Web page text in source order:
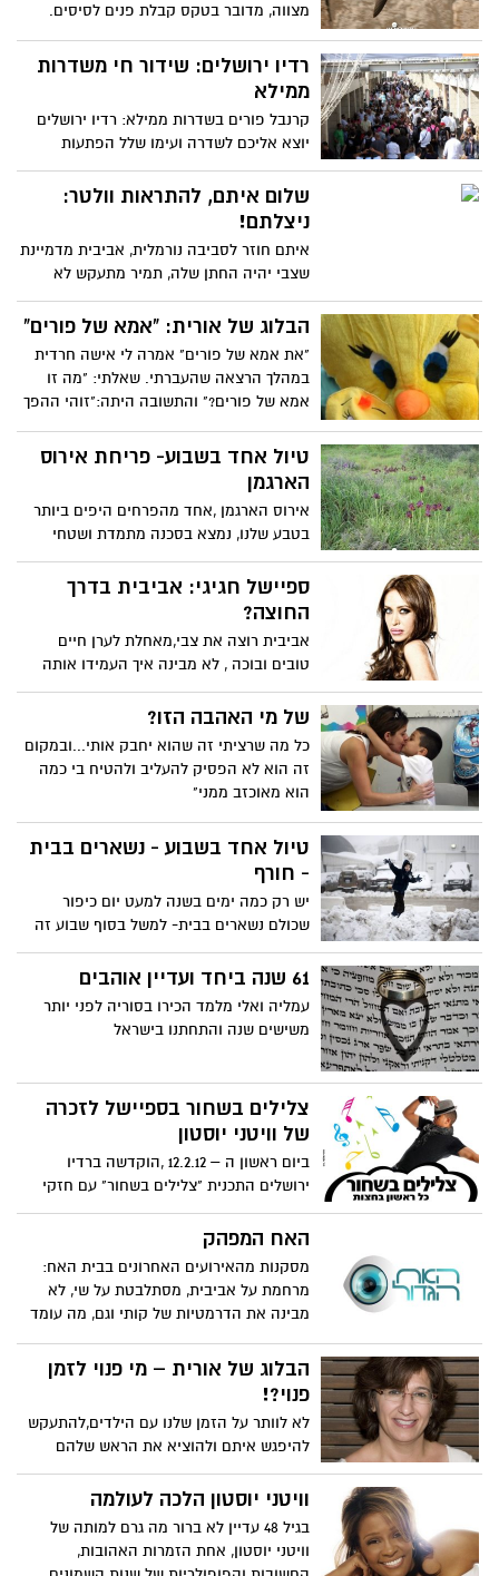
מצווה, מדובר בטקס קבלת פנים לסיסים.
המופלאה הזו.בטקס שמשתתפים בו עיריית
ירושלים, רב הכותל, החברה להגנת הטבע
ועמותת ידידי הסיסים
רדיו ירושלים: שידור חי משדרות
ממילא
קרנבל פורים בשדרות ממילא: רדיו ירושלים
יוצא אליכם לשדרה ועימו שלל הפתעות
שלום איתם, להתראות וולטר:
ניצלתם!
איתם חוזר לסביבה נורמלית, אביבית מדמיינת
שצבי יהיה החתן שלה, תמיר מתעקש לא
לאכול עוד שערות באוכל וסער שיינפיין פותח
פה על האח הגדול. הבלוג של מילן בן-דוד
הבלוג של אורית: "אמא של פורים"
"את אמא של פורים" אמרה לי אישה חרדית
במהלך הרצאה שהעברתי. שאלתי: "מה זו
אמא של פורים?" והתשובה היתה:"זוהי ההפך
טיול אחד בשבוע- פריחת אירוס
הארגמן
אירוס הארגמן ,אחד מהפרחים היפים ביותר
בטבע שלנו, נמצא בסכנה מתמדת ושטחי
הגידול שלו הולכים ומצטמצמים. בשפה
פשוטה יותר הוא נמצא בסכנת הכחדה. הוא
גדל בעיקר בגבעות הכורכר במישור החוף
המומלץ שלי הוא לאזור נס ציונה ובית עובד
ספיישל חגיגי: אביבית בדרך
החוצה?
אביבית רוצה את צבי,מאחלת לערן חיים
טובים ובוכה , לא מבינה איך העמידו אותה
להדחה ואז מסיימת את הערב בסוויטה עם
יעל. הבלוג של מילן בן דוד מוקדש כולו
של מי האהבה הזו?
כל מה שרציתי זה שהוא יחבק אותי...ובמקום
זה הוא לא הפסיק להעליב ולהטיח בי כמה
הוא מאוכזב ממני"
טיול אחד בשבוע - נשארים בבית
- חורף
יש רק כמה ימים בשנה למעט יום כיפור
שכולם נשארים בבית- למשל בסוף שבוע זה
61 שנה ביחד ועדיין אוהבים
עמליה ואלי מלמד הכירו בסוריה לפני יותר
משישים שנה והתחתנו בישראל
צלילים בשחור בספיישל לזכרה
של וויטני יוסטון
ביום ראשון ה – 12.2.12 ,הוקדשה ברדיו
ירושלים התכנית "צלילים בשחור" עם חזקי
נבון למותה של הזמרת האגדית וויטני יוסטון.
תכנית שהוקדשה ללהיטיה הגדולים
המוסיקה
האח המפהק
מסקנות מהאירועים האחרונים בבית האח:
מרחמת על אביבית, מסתלבטת על שי, לא
מבינה את הדרמטיות של קותי וגם, מה עומד
לבית הכי משעמם בישראל. הבלוג של מילן בן
דוד על האח המתאמץ
הבלוג של אורית – מי פנוי לזמן
פנוי?!
לא לוותר על הזמן שלנו עם הילדים,להתעקש
להיפגש איתם ולהוציא את הראש שלהם
מהמחשב ומהטלוויזיה.בסופו של דבר כולם
נהנים.
וויטני יוסטון הלכה לעולמה
בגיל 48 עדיין לא ברור מה גרם למותה של
וויטני יוסטון, אחת הזמרות האהובות,